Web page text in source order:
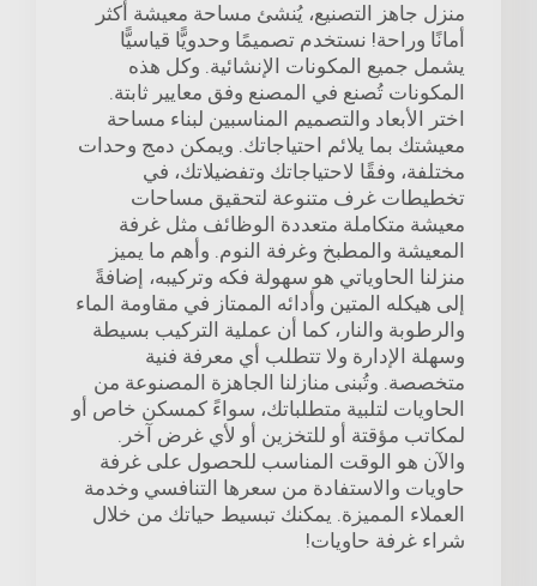
منزل جاهز التصنيع، يُنشئ مساحة معيشة أكثر
أمانًا وراحة! نستخدم تصميمًا وحدويًّا قياسيًّا
يشمل جميع المكونات الإنشائية. وكل هذه
المكونات تُصنع في المصنع وفق معايير ثابتة.
اختر الأبعاد والتصميم المناسبين لبناء مساحة
معيشتك بما يلائم احتياجاتك. ويمكن دمج وحدات
مختلفة، وفقًا لاحتياجاتك وتفضيلاتك، في
تخطيطات غرف متنوعة لتحقيق مساحات
معيشة متكاملة متعددة الوظائف مثل غرفة
المعيشة والمطبخ وغرفة النوم. وأهم ما يميز
منزلنا الحاوياتي هو سهولة فكه وتركيبه، إضافةً
إلى هيكله المتين وأدائه الممتاز في مقاومة الماء
والرطوبة والنار، كما أن عملية التركيب بسيطة
وسهلة الإدارة ولا تتطلب أي معرفة فنية
متخصصة. وتُبنى منازلنا الجاهزة المصنوعة من
الحاويات لتلبية متطلباتك، سواءً كمسكن خاص أو
لمكاتب مؤقتة أو للتخزين أو لأي غرض آخر.
والآن هو الوقت المناسب للحصول على غرفة
حاويات والاستفادة من سعرها التنافسي وخدمة
العملاء المميزة. يمكنك تبسيط حياتك من خلال
شراء غرفة حاويات!